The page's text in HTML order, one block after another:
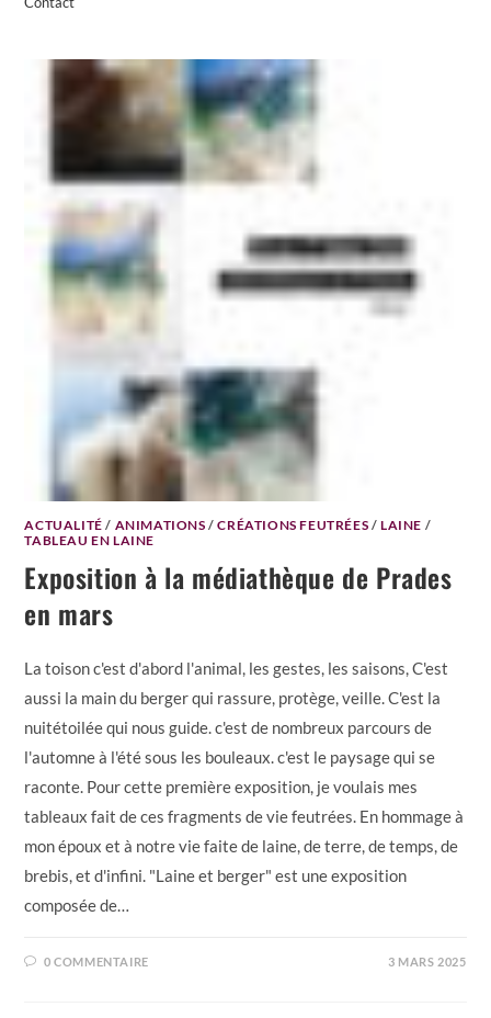
ACTUALITÉ / ANIMATIONS /CRÉATIONS FEUTRÉES /LAINE /
TABLEAU EN LAINE
Exposition à la médiathèque de Prades
en mars
La toison c'est d'abord l'animal, les gestes, les saisons, C'est
aussi la main du berger qui rassure, protège, veille. C'est la
nuitétoilée qui nous guide. c'est de nombreux parcours de
l'automne à l'été sous les bouleaux. c'est le paysage qui se
raconte. Pour cette première exposition, je voulais mes
tableaux fait de ces fragments de vie feutrées. En hommage à
mon époux et à notre vie faite de laine, de terre, de temps, de
brebis, et d'infini. "Laine et berger" est une exposition
composée de…
0 COMMENTAIRE 3 MARS 2025